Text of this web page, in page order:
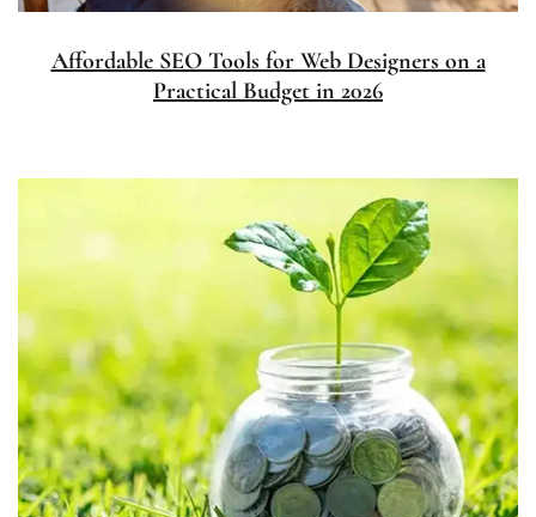
Affordable SEO Tools for Web Designers on a
Practical Budget in 2026